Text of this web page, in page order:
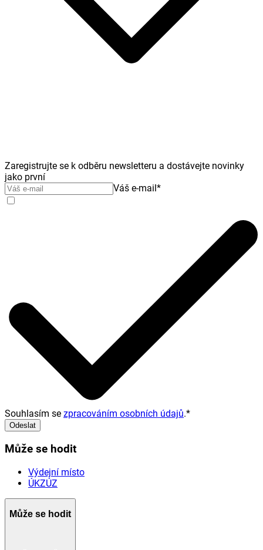
Zaregistrujte se k odběru newsletteru a dostávejte novinky
jako první
Váš e-mail*
Souhlasím se zpracováním osobních údajů.*
Odeslat
Může se hodit
Výdejní místo
ÚKZÚZ
Může se hodit